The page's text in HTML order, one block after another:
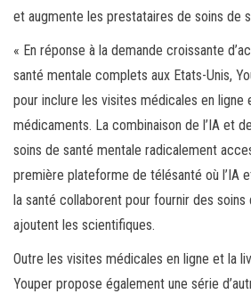
et augmente les prestataires de soins de
« En réponse à la demande croissante
santé mentale complets aux Etats-Unis,
pour inclure les visites médicales en ligne
médicaments. La combinaison de l’IA et
soins de santé mentale radicalement
première plateforme de télésanté où l’IA
la santé collaborent pour fournir des soins
ajoutent les scientifiques.
Outre les visites médicales en ligne et la
Youper propose également une série